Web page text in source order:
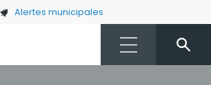
Alertes municipales